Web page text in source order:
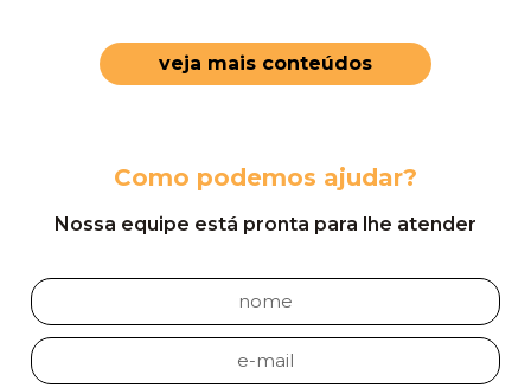
veja mais conteúdos
Como podemos ajudar?
Nossa equipe está pronta para lhe atender